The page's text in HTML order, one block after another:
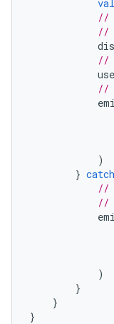
val
//
//
//
//
)
} catch
//
//
)
}
}
}